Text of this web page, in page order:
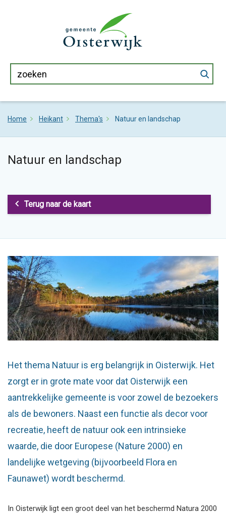
Home Heikant Thema's Natuur en landschap
Natuur en landschap
Terug naar de kaart
Het thema Natuur is erg belangrijk in Oisterwijk. Het
zorgt er in grote mate voor dat Oisterwijk een
aantrekkelijke gemeente is voor zowel de bezoekers
als de bewoners. Naast een functie als decor voor
recreatie, heeft de natuur ook een intrinsieke
waarde, die door Europese (Nature 2000) en
landelijke wetgeving (bijvoorbeeld Flora en
Faunawet) wordt beschermd.
In Oisterwijk ligt een groot deel van het beschermd Natura 2000